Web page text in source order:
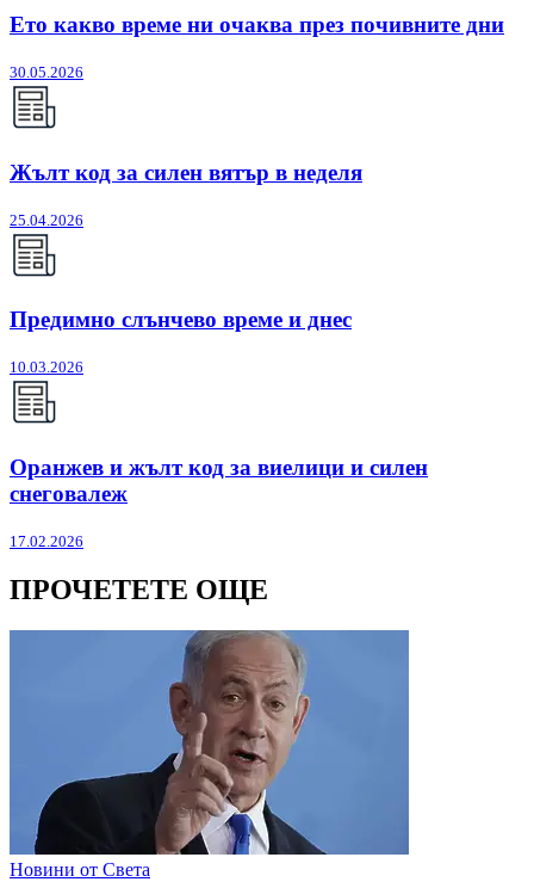
Ето какво време ни очаква през почивните дни
30.05.2026
Жълт код за силен вятър в неделя
25.04.2026
Предимно слънчево време и днес
10.03.2026
Оранжев и жълт код за виелици и силен
снеговалеж
17.02.2026
ПРОЧЕТЕТЕ ОЩЕ
Новини от Света